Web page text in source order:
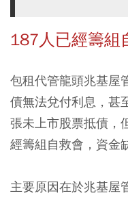
187人已經籌組
包租代管龍頭兆基屋
債無法兌付利息，甚
張未上市股票抵債，
經籌組自救會，資金
主要原因在於兆基屋